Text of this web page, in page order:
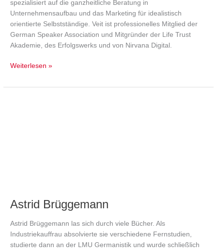
spezialisiert auf die ganzheitliche Beratung in
Unternehmensaufbau und das Marketing für idealistisch
orientierte Selbstständige. Veit ist professionelles Mitglied der
German Speaker Association und Mitgründer der Life Trust
Akademie, des Erfolgswerks und von Nirvana Digital.
Weiterlesen »
Astrid Brüggemann
Astrid Brüggemann las sich durch viele Bücher. Als
Industriekauffrau absolvierte sie verschiedene Fernstudien,
studierte dann an der LMU Germanistik und wurde schließlich